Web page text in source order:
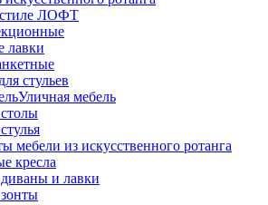
стиле ЛОФТ
лавки
стульев
Уличная мебель
мебели из искусственного ротанга
кресла
и лавки